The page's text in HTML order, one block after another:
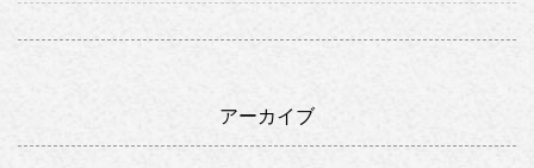
アーカイブ